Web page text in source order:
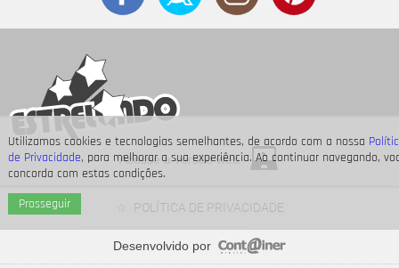
Utilizamos cookies e tecnologias semelhantes, de acordo com a nossa
de Privacidade, para melhorar a sua experiência. Ao continuar navegando,
concorda com estas condições.
Prosseguir
Acesse a versão web
POLÍTICA DE PRIVACIDADE
Desenvolvido por